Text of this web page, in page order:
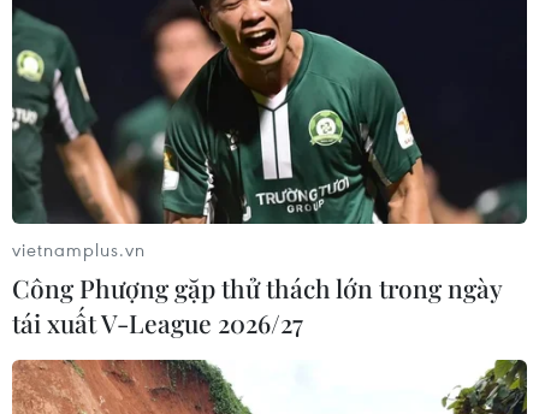
vietnamplus.vn
Công Phượng gặp thử thách lớn trong ngày
tái xuất V-League 2026/27